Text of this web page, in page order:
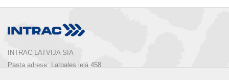
INTRAC LATVIJA SIA
Pasta adrese: Latgales ielā 458